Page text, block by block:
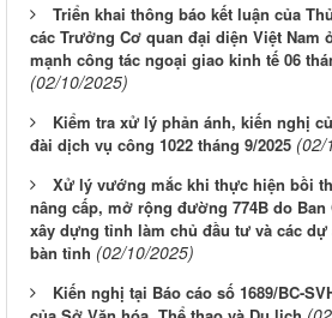
Triển khai thông báo kết luận của
các Trưởng Cơ quan đại diện Việt Nam
mạnh công tác ngoại giao kinh tế 06
(02/10/2025)
Kiểm tra xử lý phản ánh, kiến nghị
đài dịch vụ công 1022 tháng 9/2025 (02/
Xử lý vướng mắc khi thực hiện bồi
nâng cấp, mở rộng đường 774B do
xây dựng tỉnh làm chủ đầu tư và các
bàn tỉnh (02/10/2025)
Kiến nghị tại Báo cáo số 1689/BC-